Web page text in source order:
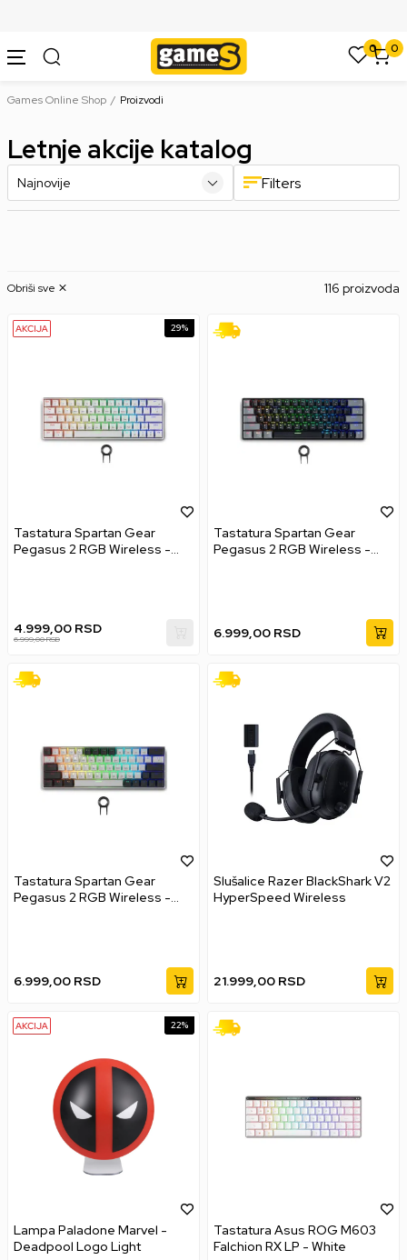
0 0
Games Online Shop Proizvodi
Letnje akcije katalog
Filters
116 proizvoda
Obriši sve
29%
Tastatura Spartan Gear
Pegasus 2 RGB Wireless -
4.999,00 RSD
6.999,00 RSD
Tastatura Spartan Gear
Pegasus 2 RGB Wireless -
6.999,00 RSD
Tastatura Spartan Gear
Pegasus 2 RGB Wireless -
6.999,00 RSD
Slušalice Razer BlackShark V2
HyperSpeed Wireless
21.999,00 RSD
22%
Lampa Paladone Marvel -
Deadpool Logo Light
Tastatura Asus ROG M603
Falchion RX LP - White